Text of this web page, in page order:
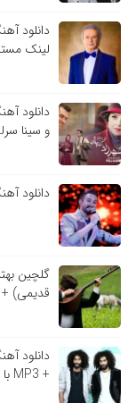
دانلود
لینک
دانلود
و سینا
دانلود
گلچین
قدیمی) +
دانلود
+ MP3 با کیفیت بالا)